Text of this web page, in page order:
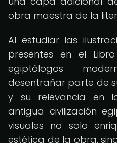
obra maestra de la
Al estudiar las
presentes en el
egiptólogos
desentrañar parte de
y su relevancia en
antigua civilización
visuales no solo
estética de la obra,